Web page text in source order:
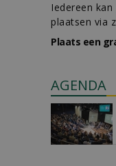
Iedereen
plaatsen via
Plaats een
AGENDA